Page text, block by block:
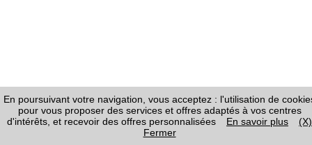
En poursuivant votre navigation, vous acceptez : l'utilisation de
pour vous proposer des services et offres adaptés à vos centres
d'intérêts, et recevoir des offres personnalisées
En savoir plus
(X)
Fermer